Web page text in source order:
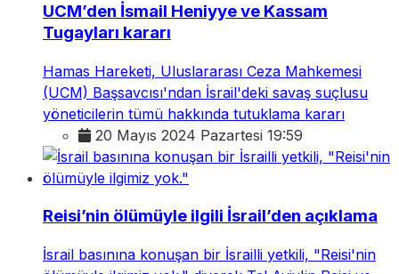
UCM’den İsmail Heniyye ve Kassam
Tugayları kararı
Hamas Hareketi, Uluslararası Ceza Mahkemesi
(UCM) Başsavcısı'ndan İsrail'deki savaş suçlusu
yöneticilerin tümü hakkında tutuklama kararı
20 Mayıs 2024 Pazartesi 19:59
Reisi’nin ölümüyle ilgili İsrail’den açıklama
İsrail basınına konuşan bir İsrailli yetkili, "Reisi'nin